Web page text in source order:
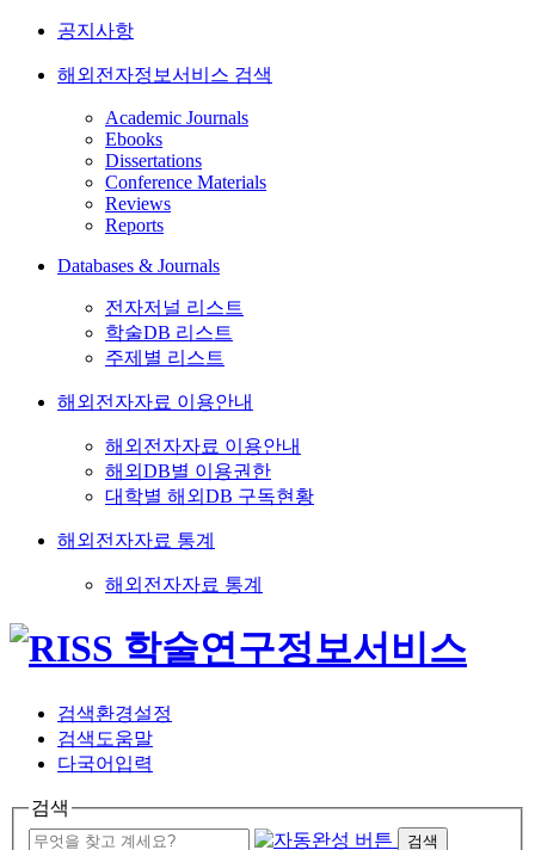
공지사항
해외전자정보서비스 검색
Academic Journals
Ebooks
Dissertations
Conference Materials
Reviews
Reports
Databases & Journals
전자저널 리스트
학술DB 리스트
주제별 리스트
해외전자자료 이용안내
해외전자자료 이용안내
해외DB별 이용권한
대학별 해외DB 구독현황
해외전자자료 통계
해외전자자료 통계
검색환경설정
검색도움말
다국어입력
검색
검색